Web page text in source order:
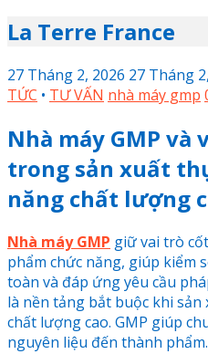
La Terre France
27 Tháng 2, 2026 27 Tháng
TỨC • TƯ VẤN nhà máy gmp
Nhà máy GMP và
trong sản xuất
năng chất lượng
Nhà máy GMP giữ vai trò
phẩm chức năng, giúp kiểm
toàn và đáp ứng yêu cầu
là nền tảng bắt buộc khi
chất lượng cao. GMP giúp
nguyên liệu đến thành phẩm.